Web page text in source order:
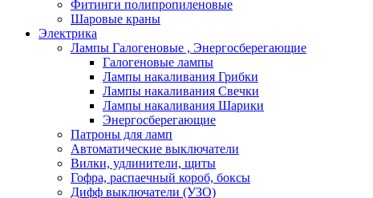
Фитинги полипропиленовые
Шаровые краны
Электрика
Лампы Галогеновые , Энергосберегающие
Галогеновые лампы
Лампы накаливания Грибки
Лампы накаливания Свечки
Лампы накаливания Шарики
Энергосберегающие
Патроны для ламп
Автоматические выключатели
Вилки, удлинители, щиты
Гофра, распаечный короб, боксы
Дифф выключатели (УЗО)